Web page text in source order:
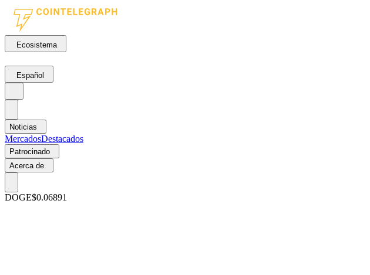
Ecosistema
Español
Noticias
MercadosDestacados
Patrocinado
Acerca de
DOGE$0.06891